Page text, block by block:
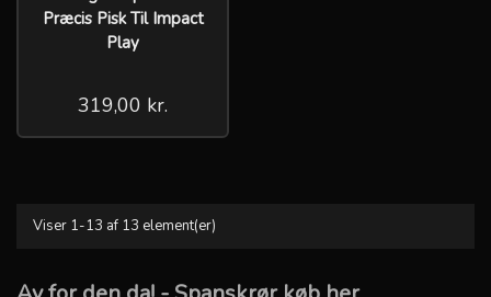
Præcis Pisk Til Impact
Play
319,00 kr.
Viser 1-13 af 13 element(er)